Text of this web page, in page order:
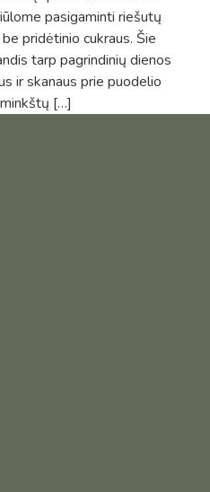
pasigaminti riešutų
pridėtinio cukraus. Šie
tarp pagrindinių dienos
ir skanaus prie puodelio
[…]